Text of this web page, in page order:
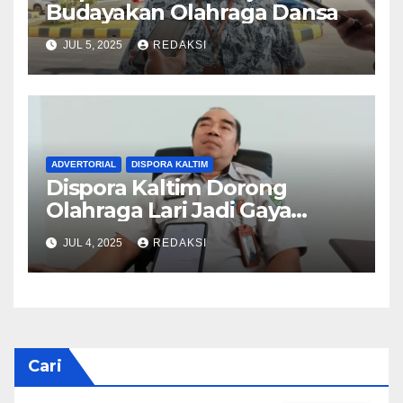
Budayakan Olahraga Dansa
JUL 5, 2025 REDAKSI
ADVERTORIAL DISPORA KALTIM
Dispora Kaltim Dorong
Olahraga Lari Jadi Gaya
Hidup Sehat Masyarakat
JUL 4, 2025 REDAKSI
Cari